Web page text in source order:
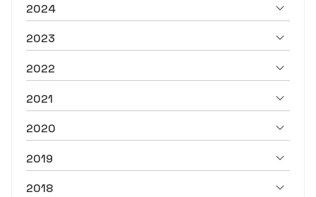
2024
2023
2022
2021
2020
2019
2018